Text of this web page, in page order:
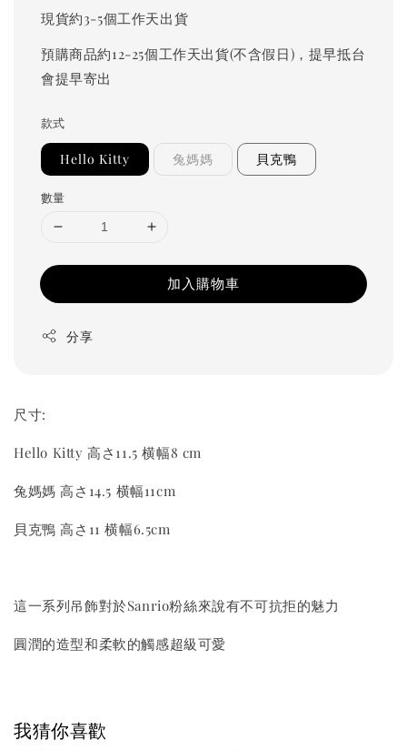
現貨約3-5個工作天出貨
預購商品約12-25個工作天出貨(不含假日)，提早抵台
會提早寄出
款式
Hello Kitty 兔媽媽 貝克鴨
數量
加入購物車
分享
尺寸:
Hello Kitty 高さ11.5 横幅8 cm
兔媽媽 高さ14.5 横幅11cm
貝克鴨 高さ11 横幅6.5cm
這一系列吊飾對於Sanrio粉絲來說有不可抗拒的魅力
圓潤的造型和柔軟的觸感超級可愛
我猜你喜歡